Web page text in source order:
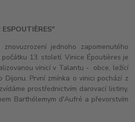
jednoho zapomenutého
13. století. Vinice Époutières je
vinicí v Talantu - obce, ležící
Dijonu. První zmínka o vinici pochází z
prostřednictvím darovací listiny,
Barthélemym d'Aufré a převorstvím